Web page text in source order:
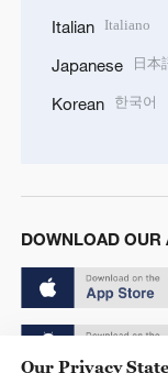
Italian Italiano
Japanese 日本
Korean 한국어
DOWNLOAD OUR
Our Privacy